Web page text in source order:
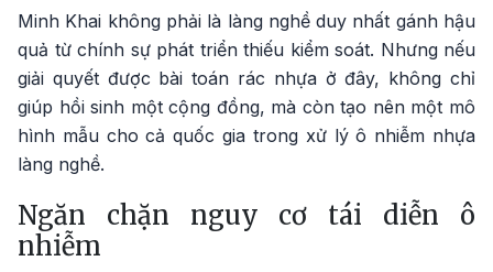
Minh Khai không phải là làng nghề duy nhất gánh hậu
quả từ chính sự phát triển thiếu kiểm soát. Nhưng nếu
giải quyết được bài toán rác nhựa ở đây, không chỉ
giúp hồi sinh một cộng đồng, mà còn tạo nên một mô
hình mẫu cho cả quốc gia trong xử lý ô nhiễm nhựa
làng nghề.
Ngăn chặn nguy cơ tái diễn ô
nhiễm